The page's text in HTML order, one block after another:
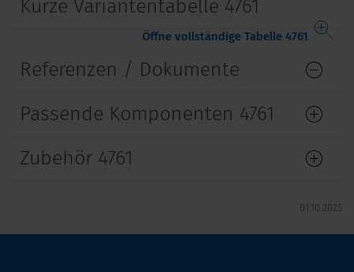
Kurze Variantentabelle 4761
Öffne vollständige Tabelle 4761
Referenzen / Dokumente
Passende Komponenten 4761
Zubehör 4761
01.10.2025